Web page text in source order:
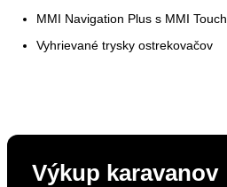
MMI Navigation Plus s MMI Touch
Vyhrievané trysky ostrekovačov
Výkup karavanov